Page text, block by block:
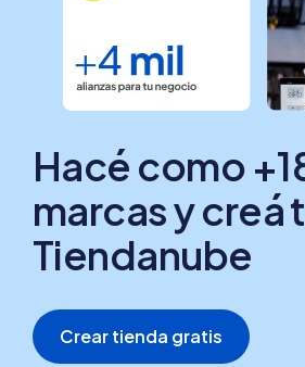
Hacé como
marcas y creá
Tiendanube
Crear tienda gratis